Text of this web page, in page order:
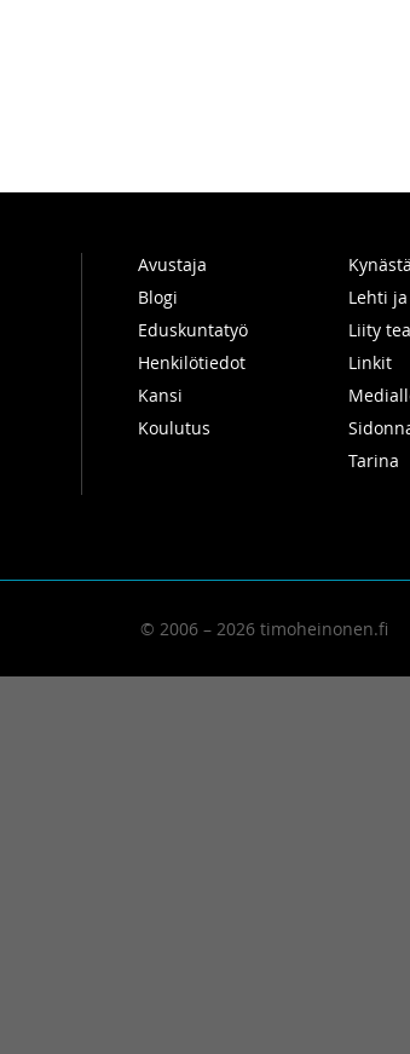
Avustaja
Blogi
Eduskuntatyö
Henkilötiedot
Kansi
Koulutus
Kynästä
Lehti
Liity
Linkit
Tarina
© 2006 – 2026 timoheinonen.fi